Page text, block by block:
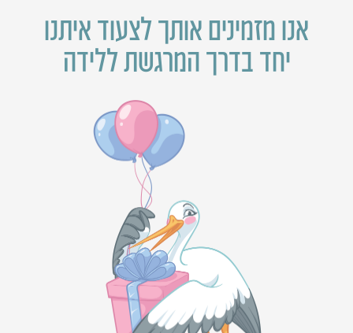
אנו מזמינים אותך לצעוד איתנו
יחד בדרך המרגשת ללידה